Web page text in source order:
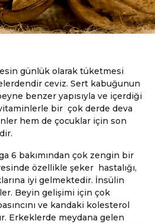
günlük olarak tüketmesi
ceviz. Sert kabuğunun
benzer yapısıyla ve içerdiği
bir çok derde deva
hem de çocuklar için son
6 bakımından çok zengin bir
özellikle şeker hastalığı,
iyi gelmektedir. İnsülin
Beyin gelişimi için çok
ve kandaki kolesterol
Erkeklerde meydana gelen